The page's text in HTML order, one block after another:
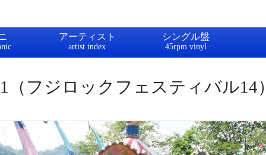
アーティスト シングル盤
フジロックフェスティバル14）